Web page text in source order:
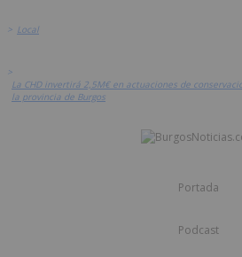
> Local
>
La CHD invertirá 2,5M€ en actuaciones de
la provincia de Burgos
Portada
Podcast